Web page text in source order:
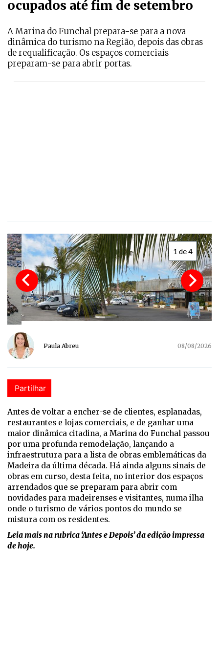
ocupados até fim de setembro
A Marina do Funchal prepara-se para a nova
dinâmica do turismo na Região, depois das obras
de requalificação. Os espaços comerciais
preparam-se para abrir portas.
1 de 4
Paula Abreu 08/08/2026
Partilhar
Antes de voltar a encher-se de clientes, esplanadas,
restaurantes e lojas comerciais, e de ganhar uma
maior dinâmica citadina, a Marina do Funchal passou
por uma profunda remodelação, lançando a
infraestrutura para a lista de obras emblemáticas da
Madeira da última década. Há ainda alguns sinais de
obras em curso, desta feita, no interior dos espaços
arrendados que se preparam para abrir com
novidades para madeirenses e visitantes, numa ilha
onde o turismo de vários pontos do mundo se
mistura com os residentes.
Leia mais na rubrica ‘Antes e Depois’ da edição impressa
de hoje.